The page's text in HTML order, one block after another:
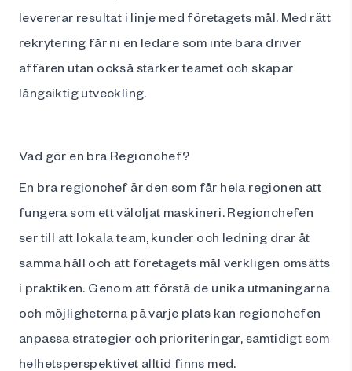
levererar resultat i linje med företagets mål. Med rätt
rekrytering får ni en ledare som inte bara driver
affären utan också stärker teamet och skapar
långsiktig utveckling.
Vad gör en bra Regionchef?
En bra regionchef är den som får hela regionen att
fungera som ett väloljat maskineri. Regionchefen
ser till att lokala team, kunder och ledning drar åt
samma håll och att företagets mål verkligen omsätts
i praktiken. Genom att förstå de unika utmaningarna
och möjligheterna på varje plats kan regionchefen
anpassa strategier och prioriteringar, samtidigt som
helhetsperspektivet alltid finns med.